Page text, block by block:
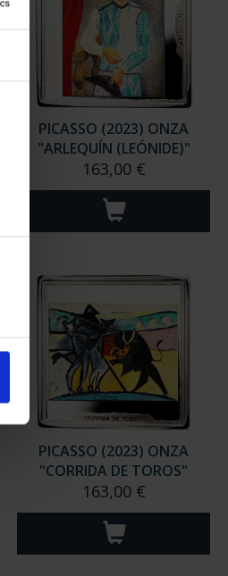
PICASSO (2023) ONZA
"ARLEQUÍN (LEÓNIDE)"
163,00 €
PICASSO (2023) ONZA
"CORRIDA DE TOROS"
163,00 €